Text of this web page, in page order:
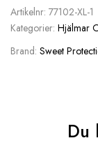
Artikelnr: 77102-XL-1
Kategorier: Hjälmar
Brand: Sweet
Du